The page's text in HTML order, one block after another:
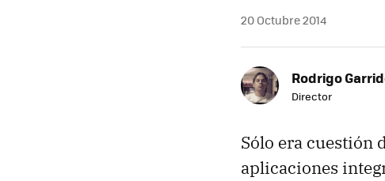
20 Octubre 2014
Rodrigo
Director
Sólo era cuestión
aplicaciones